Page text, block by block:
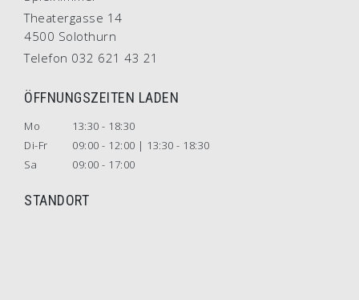
Theatergasse 14
4500 Solothurn
Telefon 032 621 43 21
ÖFFNUNGSZEITEN LADEN
Mo
13:30 - 18:30
Di-Fr
09:00 - 12:00 | 13:30 - 18:30
Sa
09:00 - 17:00
STANDORT